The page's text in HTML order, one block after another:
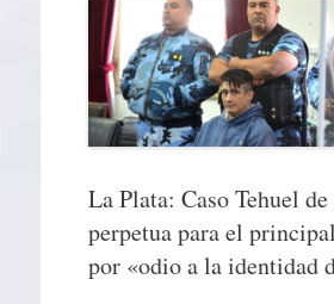
La Plata: Caso Tehuel
perpetua para el
por «odio a la identidad